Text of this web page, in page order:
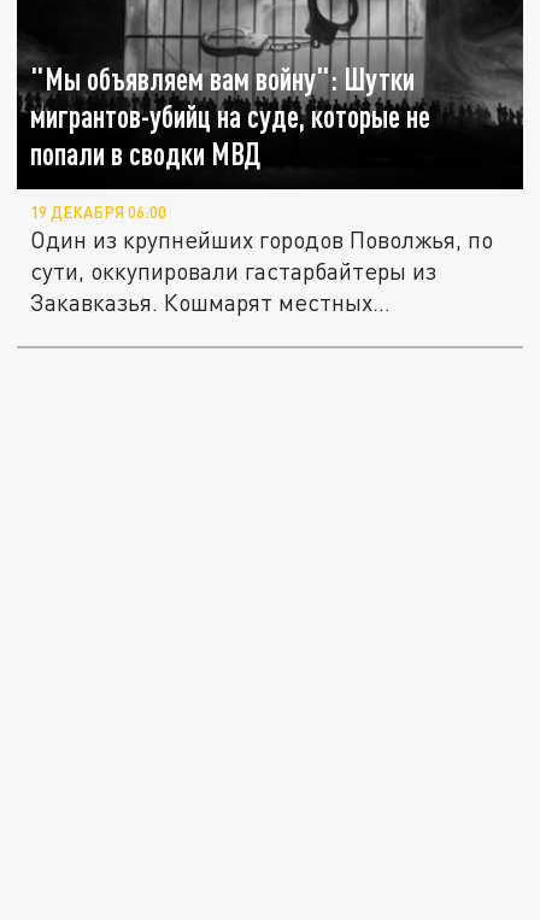
"Мы объявляем вам войну": Шутки
мигрантов-убийц на суде, которые не
попали в сводки МВД
19 ДЕКАБРЯ 06:00
Один из крупнейших городов Поволжья, по
сути, оккупировали гастарбайтеры из
Закавказья. Кошмарят местных...